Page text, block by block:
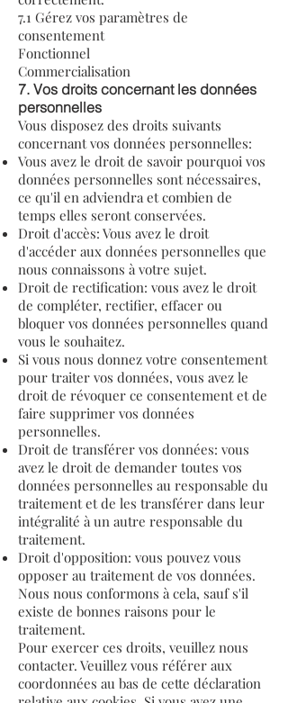
7.1 Gérez vos paramètres de
consentement
Fonctionnel
Commercialisation
7. Vos droits concernant les données
personnelles
Vous disposez des droits suivants
concernant vos données personnelles:
Vous avez le droit de savoir pourquoi vos
données personnelles sont nécessaires,
ce qu'il en adviendra et combien de
temps elles seront conservées.
Droit d'accès: Vous avez le droit
d'accéder aux données personnelles que
nous connaissons à votre sujet.
Droit de rectification: vous avez le droit
de compléter, rectifier, effacer ou
bloquer vos données personnelles quand
vous le souhaitez.
Si vous nous donnez votre consentement
pour traiter vos données, vous avez le
droit de révoquer ce consentement et de
faire supprimer vos données
personnelles.
Droit de transférer vos données: vous
avez le droit de demander toutes vos
données personnelles au responsable du
traitement et de les transférer dans leur
intégralité à un autre responsable du
traitement.
Droit d'opposition: vous pouvez vous
opposer au traitement de vos données.
Nous nous conformons à cela, sauf s'il
existe de bonnes raisons pour le
traitement.
Pour exercer ces droits, veuillez nous
contacter. Veuillez vous référer aux
coordonnées au bas de cette déclaration